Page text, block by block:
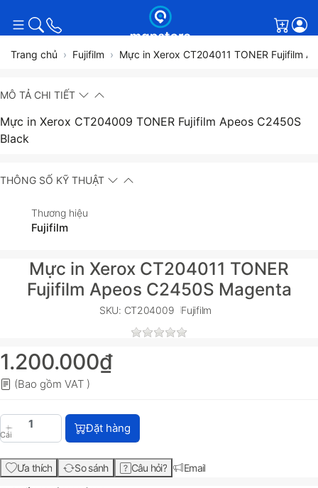
Giỏ
Trang chủ Fujifilm Mực in Xerox CT204011 TONER Fujifilm
MÔ TẢ CHI TIẾT
Mực in Xerox CT204009 TONER Fujifilm Apeos C2450S
Black
THÔNG SỐ KỸ THUẬT
Thương hiệu
Fujifilm
Mực in Xerox CT204011 TONER
Fujifilm Apeos C2450S Magenta
SKU: CT204009 Fujifilm
1.200.000₫
(Bao gồm VAT )
Cái
Mực in Xerox CT204011 TONER Fujifilm Apeos
Đặt hàng
Ưa thích So sánh Câu hỏi? Email